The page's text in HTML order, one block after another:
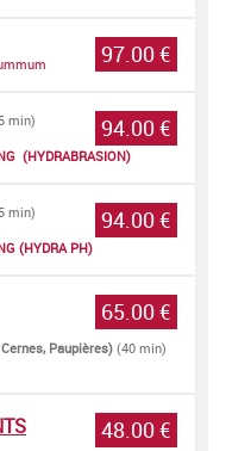
97.00 €
94.00 €
min)
(HYDRABRASION)
94.00 €
min)
(HYDRA PH)
65.00 €
Paupières) (40 min)
48.00 €